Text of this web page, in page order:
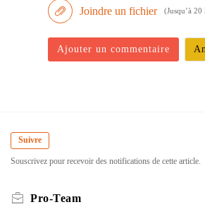
Joindre un fichier (Jusqu’à
Ajouter un commentaire
Suivre
Souscrivez pour recevoir des notifications de cette article.
Pro-Team